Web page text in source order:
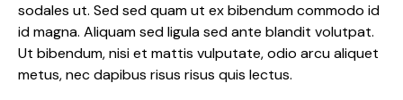
sodales ut. Sed sed quam ut ex bibendum commodo id
id magna. Aliquam sed ligula sed ante blandit volutpat.
Ut bibendum, nisi et mattis vulputate, odio arcu aliquet
metus, nec dapibus risus risus quis lectus.